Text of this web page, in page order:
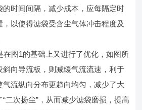
的时间间隔，减少成本，应每隔定时
以使得滤袋受含尘气体冲击程度及
在图1的基础上又进行了优化，如图所
斜向导流板，则减缓气流流速，利于
气流纵向分布更趋向均匀，减少了大
二次扬尘”，从而减少滤袋磨损，提高